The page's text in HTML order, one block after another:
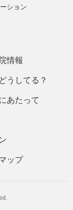
ション
情報
うしてる？
あたって
ップ